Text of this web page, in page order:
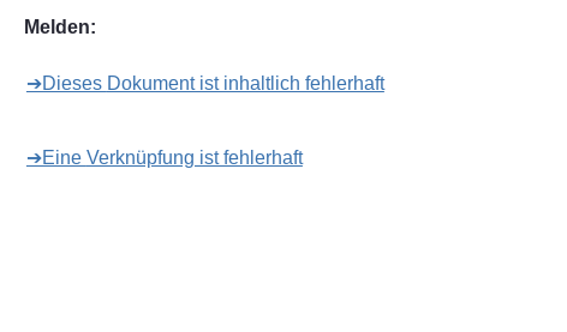
Melden:
➔Dieses Dokument ist inhaltlich fehlerhaft
➔Eine Verknüpfung ist fehlerhaft